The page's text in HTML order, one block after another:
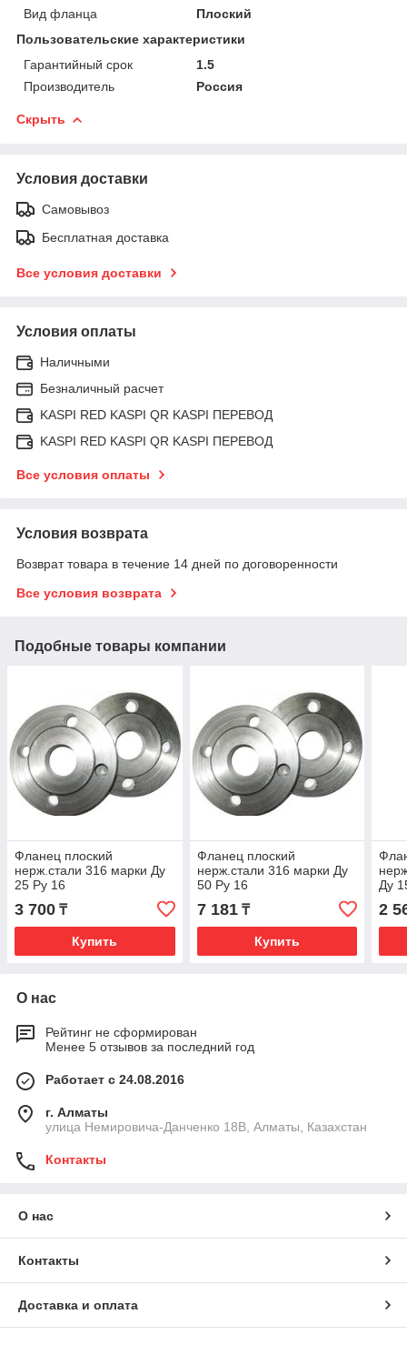
Вид фланца
Плоский
Пользовательские характеристики
Гарантийный срок
1.5
Производитель
Россия
Скрыть
Условия доставки
Самовывоз
Бесплатная доставка
Все условия доставки
Условия оплаты
Наличными
Безналичный расчет
KASPI RED KASPI QR KASPI ПЕРЕВОД
KASPI RED KASPI QR KASPI ПЕРЕВОД
Все условия оплаты
Условия возврата
Возврат товара в течение 14 дней по договоренности
Все условия возврата
Подобные товары компании
Фланец плоский
нерж.стали 316 марки Ду
25 Ру 16
3 700 ₸
Купить
Фланец плоский
нерж.стали 316 марки Ду
50 Ру 16
7 181₸
Купить
Ду
2
О нас
Рейтинг не сформирован
Менее 5 отзывов за последний год
Работает с 24.08.2016
г. Алматы
улица Немировича-Данченко 18В, Алматы, Казахстан
Контакты
О нас
Контакты
Доставка и оплата